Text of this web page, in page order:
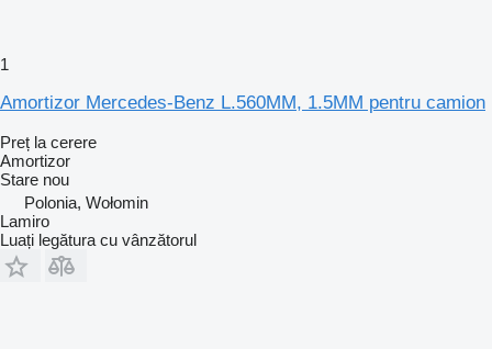
1
Amortizor Mercedes-Benz L.560MM, 1.5MM pentru camion
Preț la cerere
Amortizor
Stare nou
Polonia, Wołomin
Lamiro
Luați legătura cu vânzătorul